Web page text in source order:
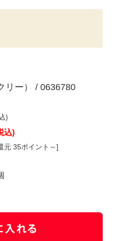
リー） / 0636780
)
込)
元 35ポイント～]